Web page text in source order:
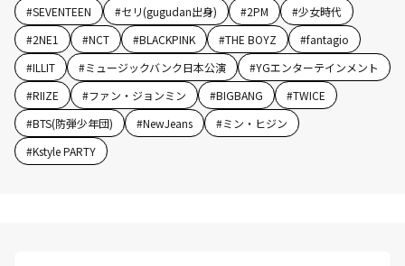
#SEVENTEEN #セリ(gugudan出身) #2PM #少女時代
#2NE1 #NCT #BLACKPINK #THE BOYZ #fantagio
#ILLIT #ミュージックバンク日本公演 #YGエンターテインメント
#RIIZE #ファン・ジョンミン #BIGBANG #TWICE
#BTS(防弾少年団) #NewJeans #ミン・ヒジン
#Kstyle PARTY